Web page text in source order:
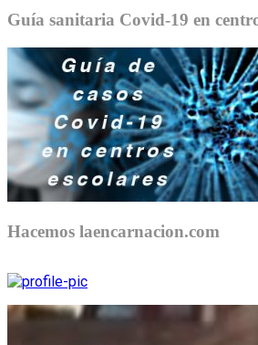
Guía sanitaria Covid-19 en
Hacemos laencarnacion.com